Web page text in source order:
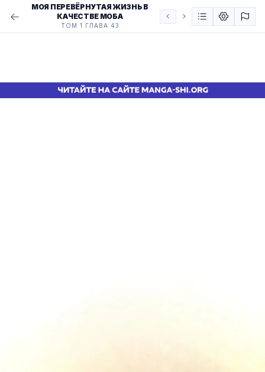
МОЯ ПЕРЕВЁРНУТАЯ ЖИЗНЬ В
КАЧЕСТВЕ МОБА
ТОМ 1 ГЛАВА 43